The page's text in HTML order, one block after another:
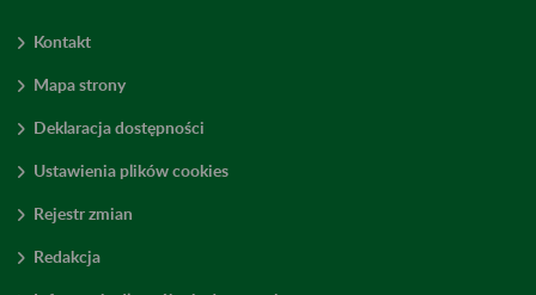
Kontakt
Mapa strony
Deklaracja dostępności
Ustawienia plików cookies
Rejestr zmian
Redakcja